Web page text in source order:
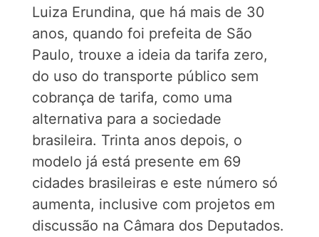
Luiza Erundina, que há mais de 30
anos, quando foi prefeita de São
Paulo, trouxe a ideia da tarifa zero,
do uso do transporte público sem
cobrança de tarifa, como uma
alternativa para a sociedade
brasileira. Trinta anos depois, o
modelo já está presente em 69
cidades brasileiras e este número só
aumenta, inclusive com projetos em
discussão na Câmara dos Deputados.